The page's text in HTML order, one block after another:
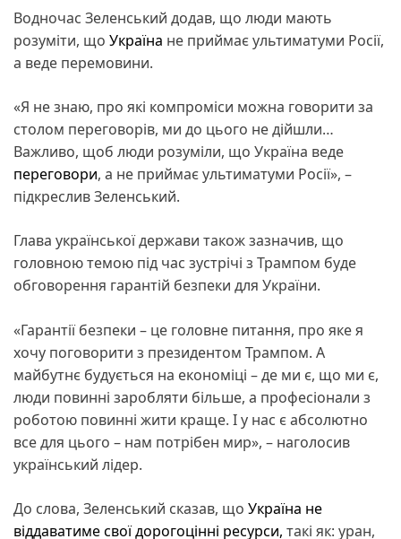
Водночас Зеленський додав, що люди мають
розуміти, що Україна не приймає ультиматуми Росії,
а веде перемовини.
«Я не знаю, про які компроміси можна говорити за
столом переговорів, ми до цього не дійшли…
Важливо, щоб люди розуміли, що Україна веде
переговори, а не приймає ультиматуми Росії», –
підкреслив Зеленський.
Глава української держави також зазначив, що
головною темою під час зустрічі з Трампом буде
обговорення гарантій безпеки для України.
«Гарантії безпеки – це головне питання, про яке я
хочу поговорити з президентом Трампом. А
майбутнє будується на економіці – де ми є, що ми є,
люди повинні заробляти більше, а професіонали з
роботою повинні жити краще. І у нас є абсолютно
все для цього – нам потрібен мир», – наголосив
український лідер.
До слова, Зеленський сказав, що Україна не
віддаватиме свої дорогоцінні ресурси, такі як: уран,